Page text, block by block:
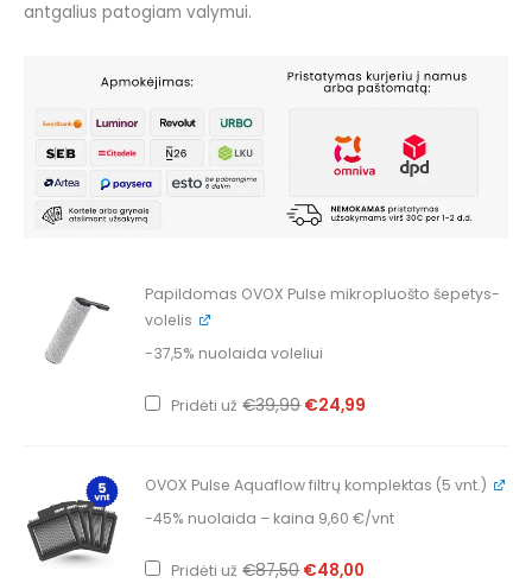
antgalius patogiam valymui.
Papildomas OVOX Pulse mikropluošto šepetys-
volelis
-37,5% nuolaida voleliui
Pridėti už €39,99
Original
price
€24,99
Current
price
OVOX Pulse Aquaflow filtrų komplektas (5 vnt.)
-45% nuolaida – kaina 9,60 €/vnt
Pridėti už €87,50
Original
price
€87,50.
€48,00
Current
price
is:
€48,00.